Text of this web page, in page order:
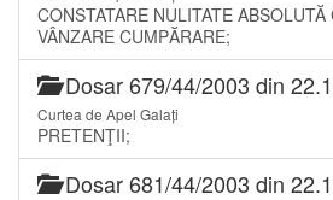
CONSTATARE NULITATE
VÂNZARE CUMPĂRARE;
Dosar 679/44/2003 din
Curtea de Apel Galați
PRETENŢII;
Dosar 681/44/2003 din